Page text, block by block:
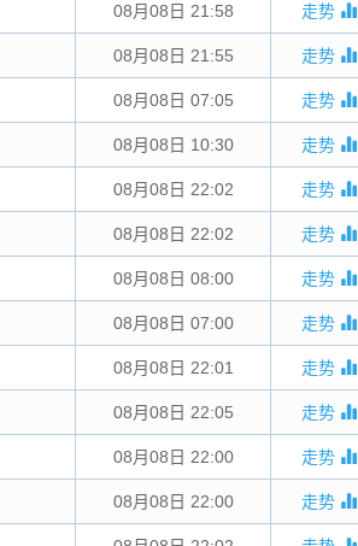
08月08日 21:58 走势
08月08日 21:55 走势
08月08日 07:05 走势
08月08日 10:30 走势
08月08日 22:02 走势
08月08日 22:02 走势
08月08日 08:00 走势
08月08日 07:00 走势
08月08日 22:01 走势
08月08日 22:05 走势
08月08日 22:00 走势
08月08日 22:00 走势